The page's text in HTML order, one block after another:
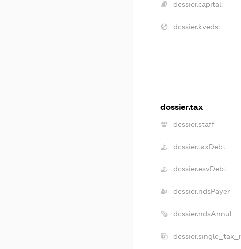
dossier.capital:
dossier.kveds:
dossier.tax
dossier.staff
dossier.taxDebt
dossier.esvDebt
dossier.ndsPayer
dossier.ndsAnnul